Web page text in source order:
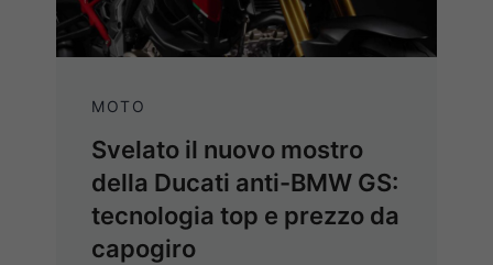
MOTO
Svelato il nuovo mostro
della Ducati anti-BMW GS:
tecnologia top e prezzo da
capogiro